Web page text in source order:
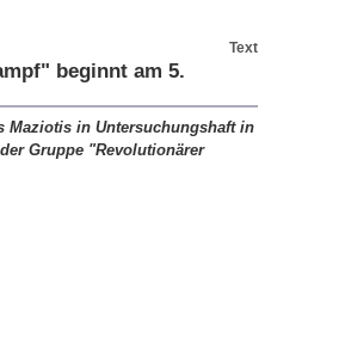
Text
beginnt am 5.
Maziotis in Untersuchungshaft in
Gruppe "Revolutionärer